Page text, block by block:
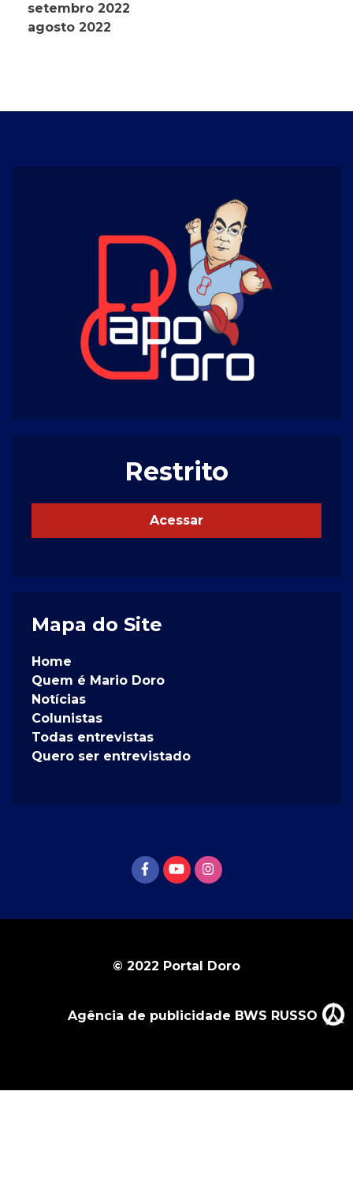
setembro 2022
agosto 2022
Restrito
Acessar
Mapa do Site
Home
Quem é Mario Doro
Notícias
Colunistas
Todas entrevistas
Quero ser entrevistado
© 2022 Portal Doro
Agência de publicidade BWS RUSSO